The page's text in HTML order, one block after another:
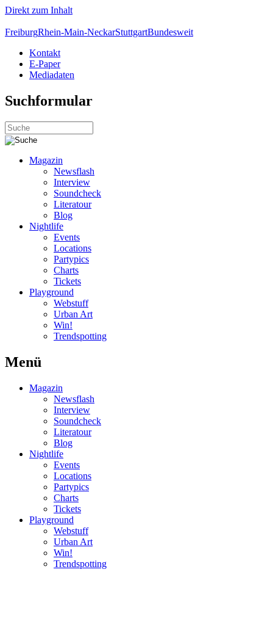
Direkt zum Inhalt
FreiburgRhein-Main-NeckarStuttgartBundesweit
Kontakt
E-Paper
Mediadaten
Suchformular
Magazin
Newsflash
Interview
Soundcheck
Literatour
Blog
Nightlife
Events
Locations
Partypics
Charts
Tickets
Playground
Webstuff
Urban Art
Win!
Trendspotting
Menü
Magazin
Newsflash
Interview
Soundcheck
Literatour
Blog
Nightlife
Events
Locations
Partypics
Charts
Tickets
Playground
Webstuff
Urban Art
Win!
Trendspotting